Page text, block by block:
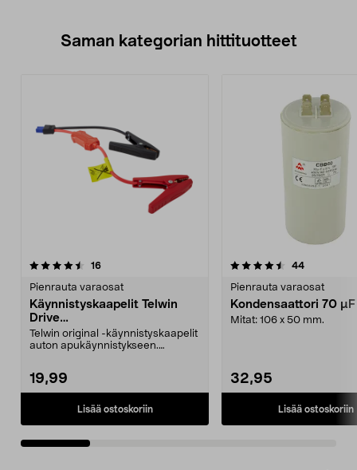
Saman kategorian hittituotteet
16arvostelut
Pienrauta varaosat
Käynnistyskaapelit Telwin
Drive
Mini/9000/13000/1250/150
0/1750, EC5
Telwin original -käynnistyskaapelit
auton apukäynnistykseen.
19,99
Lisää ostoskoriin
4.5 viidestä
44arvostelut
Pienrauta varaosat
Kondensaattori 70
Mitat: 106 x 50 mm.
32,95
Lisää ostoskoriin
4.5 viidestä